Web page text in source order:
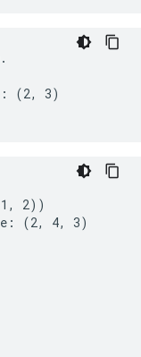
(2, 3)
2))
(2, 4, 3)